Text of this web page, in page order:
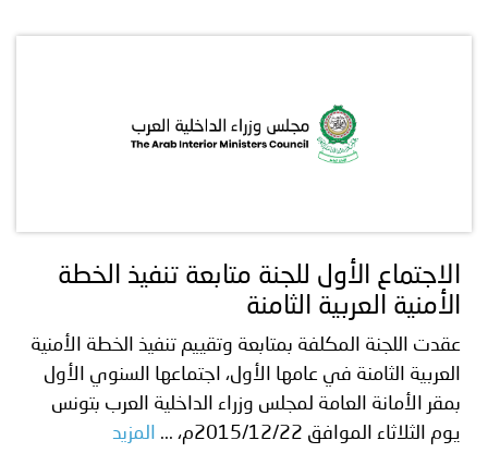
الاجتماع الأول للجنة متابعة تنفيذ الخطة
الأمنية العربية الثامنة
عقدت اللجنة المكلفة بمتابعة وتقييم تنفيذ الخطة الأمنية
العربية الثامنة في عامها الأول، اجتماعها السنوي الأول
بمقر الأمانة العامة لمجلس وزراء الداخلية العرب بتونس
يوم الثلاثاء الموافق 2015/12/22م، ...
المزيد